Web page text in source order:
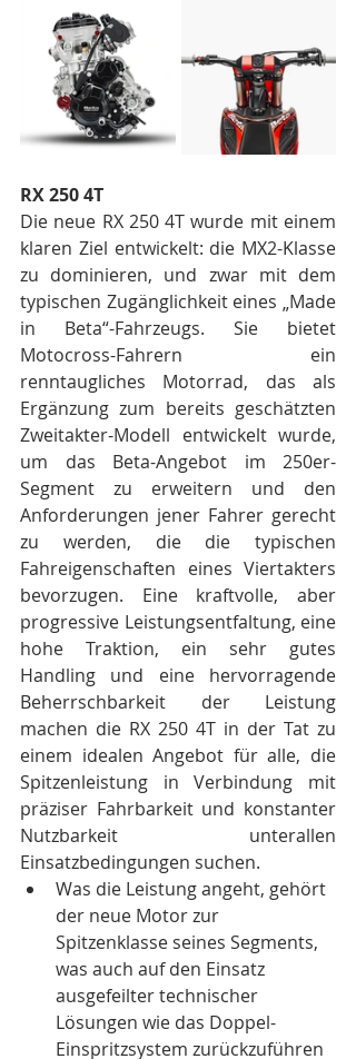
RX 250 4T
Die neue RX 250 4T wurde mit einem
klaren Ziel entwickelt: die MX2-Klasse
zu dominieren, und zwar mit dem
typischen Zugänglichkeit eines „Made
in Beta“-Fahrzeugs. Sie bietet
Motocross-Fahrern ein
renntaugliches Motorrad, das als
Ergänzung zum bereits geschätzten
Zweitakter-Modell entwickelt wurde,
um das Beta-Angebot im 250er-
Segment zu erweitern und den
Anforderungen jener Fahrer gerecht
zu werden, die die typischen
Fahreigenschaften eines Viertakters
bevorzugen. Eine kraftvolle, aber
progressive Leistungsentfaltung, eine
hohe Traktion, ein sehr gutes
Handling und eine hervorragende
Beherrschbarkeit der Leistung
machen die RX 250 4T in der Tat zu
einem idealen Angebot für alle, die
Spitzenleistung in Verbindung mit
präziser Fahrbarkeit und konstanter
Nutzbarkeit unterallen
Einsatzbedingungen suchen.
Was die Leistung angeht, gehört
der neue Motor zur
Spitzenklasse seines Segments,
was auch auf den Einsatz
ausgefeilter technischer
Lösungen wie das Doppel-
Einspritzsystem zurückzuführen